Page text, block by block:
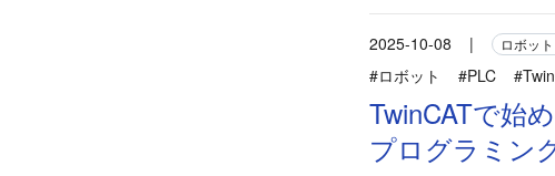
2025-10-08 | ロボッ
#ロボット
#PLC
TwinCATで始
プログラミン